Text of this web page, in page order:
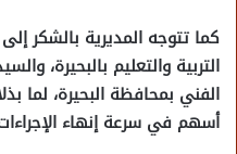
كما تتوجه المديرية بالشكر
التربية والتعليم بالبحيرة،
الفني بمحافظة البحيرة، لما
أسهم في سرعة إنهاء